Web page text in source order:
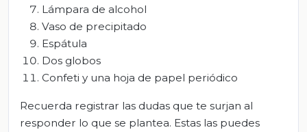
Lámpara de alcohol
Vaso de precipitado
Espátula
Dos globos
Confeti y una hoja de papel periódico
Recuerda registrar las dudas que te surjan al
responder lo que se plantea. Estas las puedes